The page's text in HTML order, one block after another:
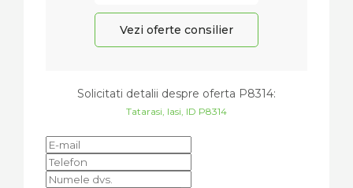
Vezi oferte consilier
Solicitati detalii despre oferta P8314:
Tatarasi, Iasi, ID P8314